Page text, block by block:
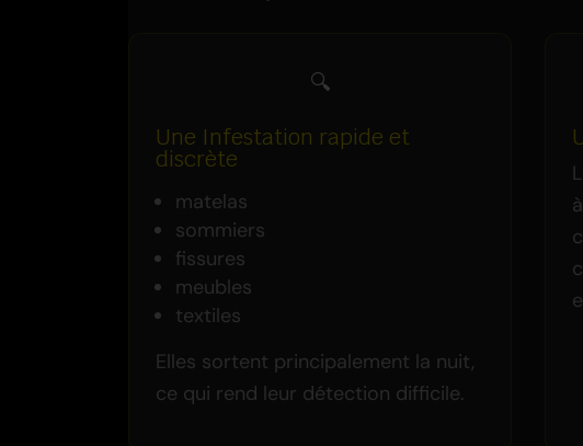
🔍
Une Infestation rapide et
discrète
matelas
sommiers
fissures
meubles
textiles
Elles sortent principalement la nuit,
ce qui rend leur détection difficile.